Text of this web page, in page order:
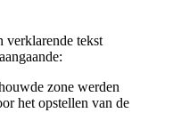
verklarende tekst
zone werden
het opstellen van de